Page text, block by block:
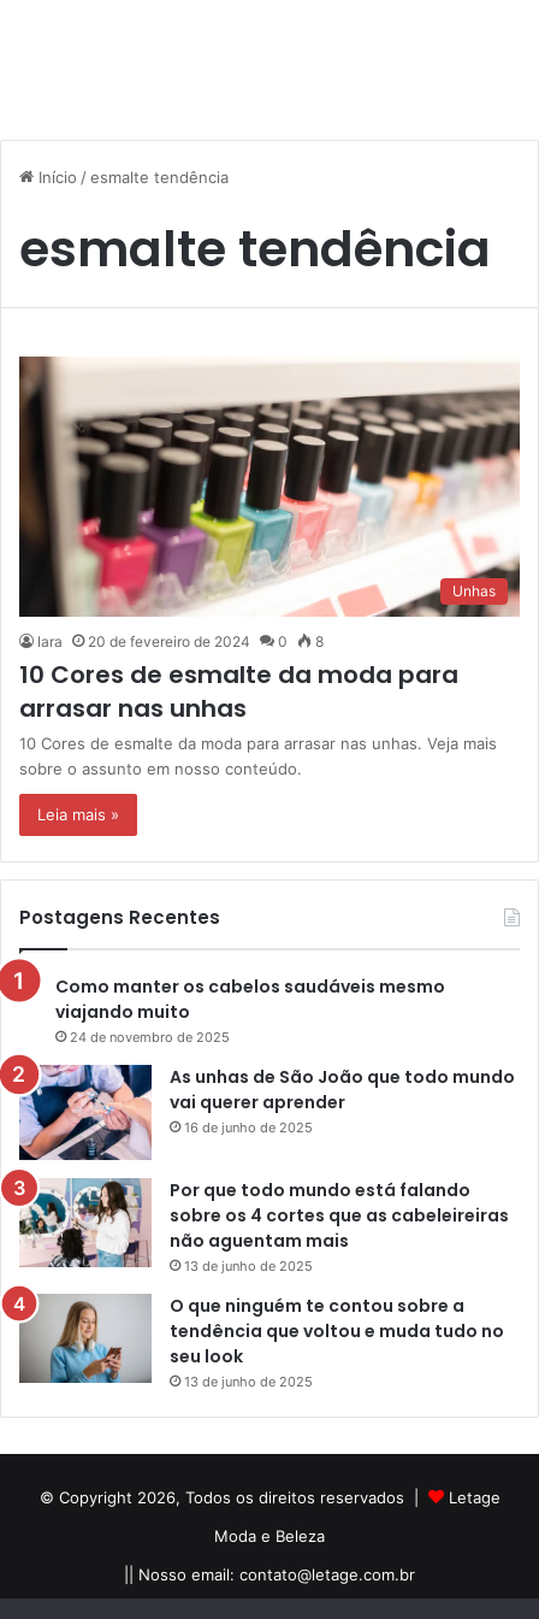
Início /esmalte tendência
esmalte tendência
Unhas
Iara 20 de fevereiro de 2024 0 8
10 Cores de esmalte da moda para
arrasar nas unhas
10 Cores de esmalte da moda para arrasar nas unhas. Veja mais
sobre o assunto em nosso conteúdo.
Leia mais »
Postagens Recentes
Como manter os cabelos saudáveis mesmo
viajando muito
24 de novembro de 2025
As unhas de São João que todo mundo
vai querer aprender
16 de junho de 2025
Por que todo mundo está falando
sobre os 4 cortes que as cabeleireiras
não aguentam mais
13 de junho de 2025
O que ninguém te contou sobre a
tendência que voltou e muda tudo no
seu look
13 de junho de 2025
© Copyright 2026, Todos os direitos reservados |
Letage
Moda e Beleza
|| Nosso email: contato@letage.com.br